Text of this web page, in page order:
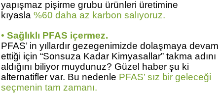
yapışmaz pişirme grubu ürünleri üretimine
kıyasla %60 daha az karbon salıyoruz.
• Sağlıklı PFAS içermez.
PFAS’ in yıllardır gezegenimizde dolaşmaya devam
ettiği için “Sonsuza Kadar Kimyasallar” takma adını
aldığını biliyor muydunuz? Güzel haber şu ki
alternatifler var. Bu nedenle PFAS’ sız bir geleceği
seçmenin tam zamanı.